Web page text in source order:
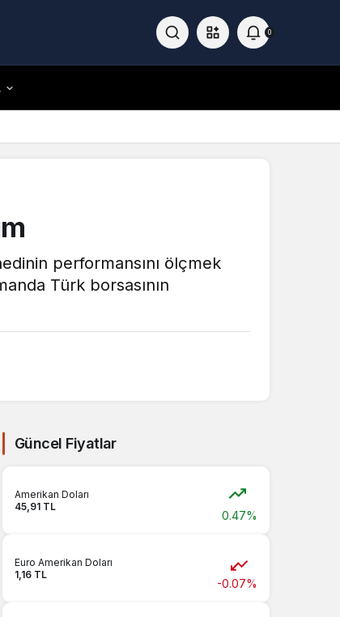
0
performansını ölçmek
Türk borsasının
Güncel Fiyatlar
Amerikan Doları
45,91 TL
0.47%
Euro Amerikan Doları
1,16 TL
-0.07%